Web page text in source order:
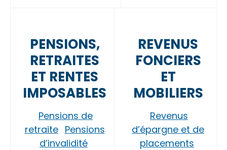
PENSIONS,
RETRAITES
ET RENTES
IMPOSABLES
Pensions de
retraite Pensions
d’invalidité
REVENUS
FONCIERS
ET
MOBILIERS
Revenus
d’épargne et de
placements